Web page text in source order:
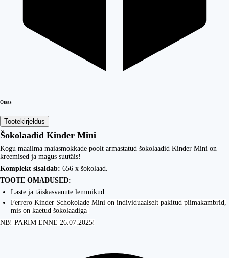
Otsas
Tootekirjeldus
Šokolaadid Kinder Mini
Kogu maailma maiasmokkade poolt armastatud šokolaadid Kinder Mini on
kreemised ja magus suutäis!
Komplekt sisaldab: 656 x šokolaad.
TOOTE OMADUSED:
Laste ja täiskasvanute lemmikud
Ferrero Kinder Schokolade Mini on individuaalselt pakitud piimakambrid,
mis on kaetud šokolaadiga
NB! PARIM ENNE 26.07.2025!